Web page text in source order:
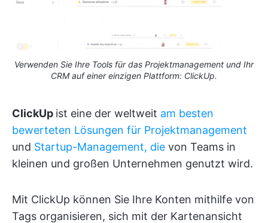
Verwenden Sie Ihre Tools für das Projektmanagement und Ihr
CRM auf einer einzigen Plattform: ClickUp.
ClickUp ist eine der weltweit am besten
bewerteten Lösungen für Projektmanagement
und Startup-Management, die von Teams in
kleinen und großen Unternehmen genutzt wird.
Mit ClickUp können Sie Ihre Konten mithilfe von
Tags organisieren, sich mit der Kartenansicht